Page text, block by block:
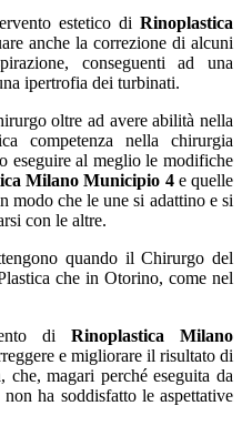
estetico di Rinoplastica
anche la correzione di alcuni
conseguenti ad una
ipertrofia dei turbinati.
oltre ad avere abilità nella
competenza nella chirurgia
eseguire al meglio le modifiche
Milano Municipio 4e quelle
modo che le une si adattino e si
con le altre.
quando il Chirurgo del
che in Otorino, come nel
diRinoplastica Milano
e migliorare il risultato di
che, magari perché eseguita da
ha soddisfatto le aspettative